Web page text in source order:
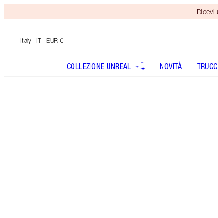
Ricevi
Italy | IT | EUR €
COLLEZIONE UNREAL NOVITÀ